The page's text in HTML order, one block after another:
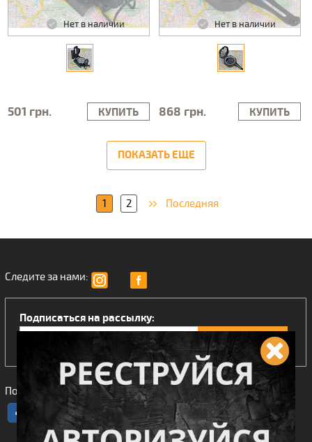
Нет в наличии
501 грн. КУПИТЬ
Нет в наличии
868 грн. КУПИТЬ
ПОКАЗАТЬ ЕЩЕ
1 2 Последняя
Следите за нами:
Подписаться на рассылку:
Понравился наш интернет магазин?